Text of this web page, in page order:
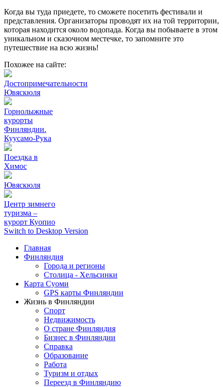
Когда вы туда приедете, то сможете посетить фестивали и
представления. Организаторы проводят их на той территории,
которая находится около водопада. Когда вы побываете в этом
уникальном и сказочном местечке, то запомните это
путешествие на всю жизнь!
Похожее на сайте:
Достопримечательности
Ювяскюля
Горнолыжные
курорты
Финляндии.
Куусамо-Рука
Поездка в
Химос
Ювяскюля
Центр зимнего
туризма –
курорт Куопио
Switch to Desktop Version
Главная
Финляндия
Города и регионы
Столица - Хельсинки
Карта Суоми
GPS карты Финляндии
Жизнь в Финляндии
Спорт
Недвижимость
О стране Финляндия
Бизнес в Финляндии
Справка
Образование
Работа
Туризм и отдых
Переезд в Финляндию